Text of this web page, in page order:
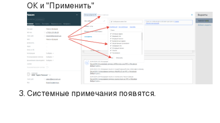
ОК и "Применить"
Системные примечания появятся.